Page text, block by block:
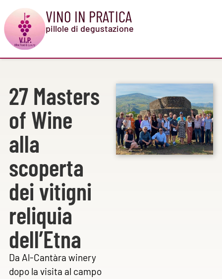
VINO IN PRATICA
pillole di degustazione
27 Masters
of Wine
alla
scoperta
dei vitigni
reliquia
dell’Etna
Da Al-Cantàra winery
dopo la visita al campo